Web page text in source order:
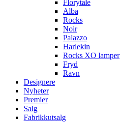
Florytale
Alba
Rocks
Noir
Palazzo
Harlekin
Rocks XO lamper
Fryd
Ravn
Designere
Nyheter
Premier
Salg
Fabrikkutsalg